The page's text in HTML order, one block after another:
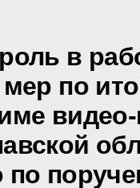
в
по
по